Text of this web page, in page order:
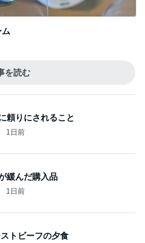
を読む
頼りにされること
1日前
緩んだ購入品
1日前
トビーフの夕食